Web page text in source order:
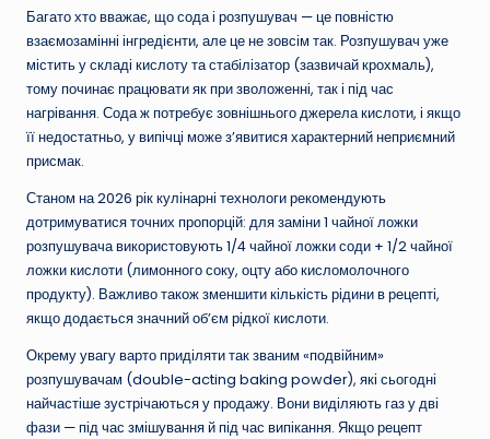
Багато хто вважає, що сода і розпушувач — це повністю
взаємозамінні інгредієнти, але це не зовсім так. Розпушувач уже
містить у складі кислоту та стабілізатор (зазвичай крохмаль),
тому починає працювати як при зволоженні, так і під час
нагрівання. Сода ж потребує зовнішнього джерела кислоти, і якщо
її недостатньо, у випічці може з’явитися характерний неприємний
присмак.
Станом на 2026 рік кулінарні технологи рекомендують
дотримуватися точних пропорцій: для заміни 1 чайної ложки
розпушувача використовують 1/4 чайної ложки соди + 1/2 чайної
ложки кислоти (лимонного соку, оцту або кисломолочного
продукту). Важливо також зменшити кількість рідини в рецепті,
якщо додається значний об’єм рідкої кислоти.
Окрему увагу варто приділяти так званим «подвійним»
розпушувачам (double-acting baking powder), які сьогодні
найчастіше зустрічаються у продажу. Вони виділяють газ у дві
фази — під час змішування й під час випікання. Якщо рецепт